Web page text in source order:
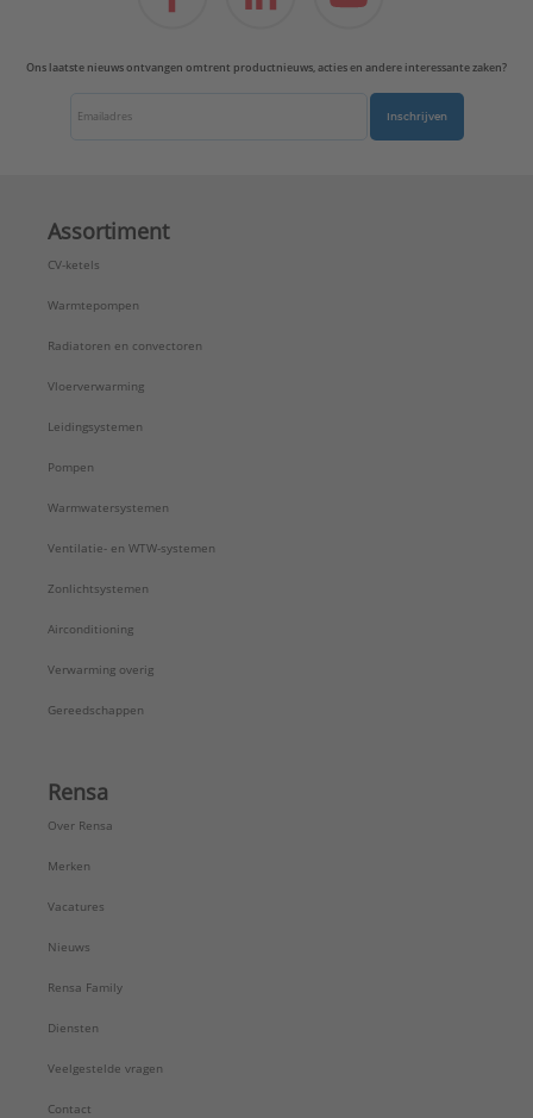
Ons laatste nieuws ontvangen omtrent productnieuws, acties en andere interessante zaken?
Inschrijven
Assortiment
CV-ketels
Warmtepompen
Radiatoren en convectoren
Vloerverwarming
Leidingsystemen
Pompen
Warmwatersystemen
Ventilatie- en WTW-systemen
Zonlichtsystemen
Airconditioning
Verwarming overig
Gereedschappen
Rensa
Over Rensa
Merken
Vacatures
Nieuws
Rensa Family
Diensten
Veelgestelde vragen
Contact